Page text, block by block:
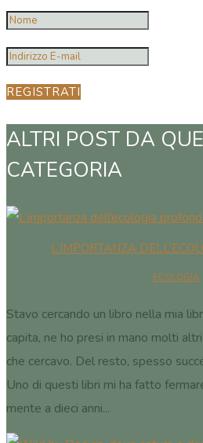
REGISTRATI
ALTRI POST DA
CATEGORIA
L’IMPORTANZA
ECOLOGIA
Stavo cercando un libro nella mia
capita, ne ho presi in mano molti
che cercavo. Del resto, spesso
Uno di questi libri mi ha fatto
mente a dieci anni...